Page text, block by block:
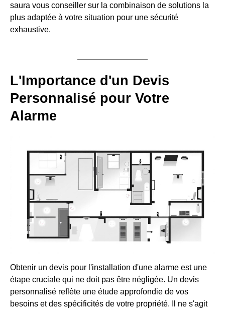
saura vous conseiller sur la combinaison de solutions la
plus adaptée à votre situation pour une sécurité
exhaustive.
L'Importance d'un Devis
Personnalisé pour Votre
Alarme
Obtenir un devis pour l'installation d'une alarme est une
étape cruciale qui ne doit pas être négligée. Un devis
personnalisé reflète une étude approfondie de vos
besoins et des spécificités de votre propriété. Il ne s'agit